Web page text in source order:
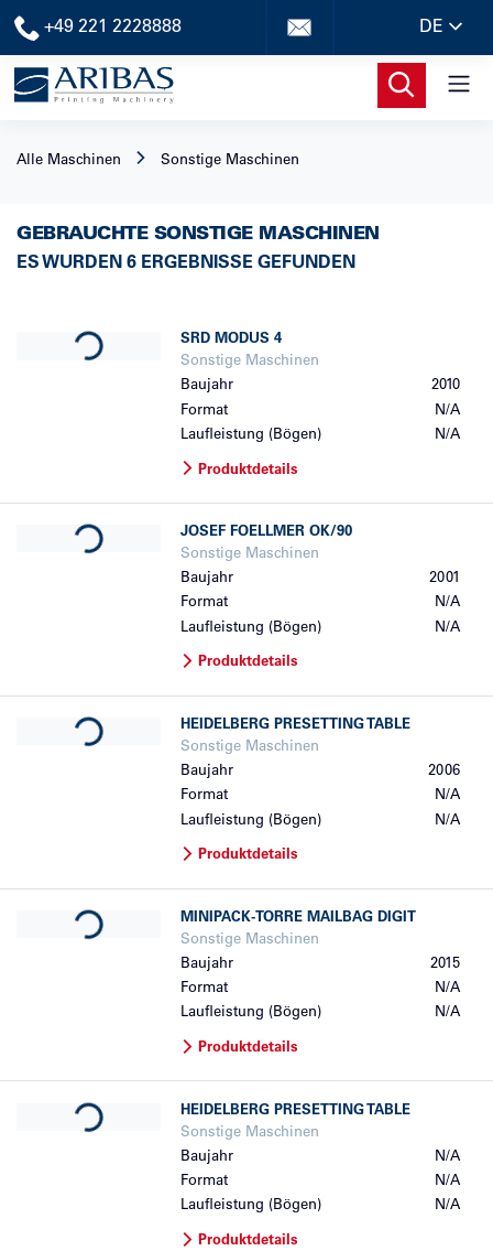
+49 221 2228888 DE
Alle Maschinen Sonstige Maschinen
GEBRAUCHTE SONSTIGE MASCHINEN
ES WURDEN 6 ERGEBNISSE GEFUNDEN
Loading... SRD MODUS 4
Sonstige Maschinen
Baujahr
2010
Format
N/A
Laufleistung (Bögen)
N/A
Produktdetails
Loading... JOSEF FOELLMER OK/90
Sonstige Maschinen
Baujahr
2001
Format
N/A
Laufleistung (Bögen)
N/A
Produktdetails
Loading... HEIDELBERG PRESETTING TABLE
Sonstige Maschinen
Baujahr
2006
Format
N/A
Laufleistung (Bögen)
N/A
Produktdetails
Loading... MINIPACK-TORRE MAILBAG DIGIT
Sonstige Maschinen
Baujahr
2015
Format
N/A
Laufleistung (Bögen)
N/A
Produktdetails
Loading... HEIDELBERG PRESETTING TABLE
Sonstige Maschinen
Baujahr
N/A
Format
N/A
Laufleistung (Bögen)
N/A
Produktdetails